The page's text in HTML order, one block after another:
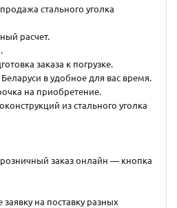
стального уголка
расчет.
заказа к погрузке.
в удобное для вас время.
на приобретение.
из стального уголка
заказ онлайн — кнопка
на поставку разных